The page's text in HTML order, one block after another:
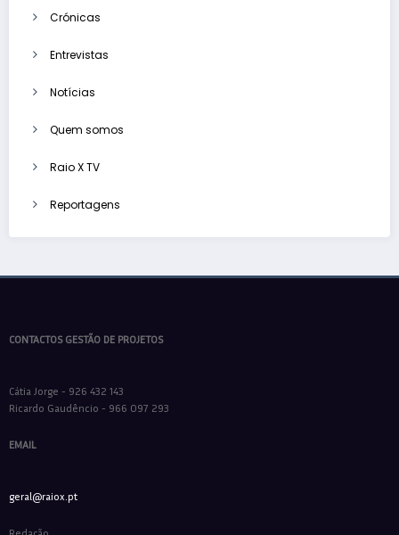
Crónicas
Entrevistas
Notícias
Quem somos
Raio X TV
Reportagens
CONTACTOS GESTÃO DE PROJETOS
Cátia Jorge - 926 432 143
Ricardo Gaudêncio - 966 097 293
EMAIL
geral@raiox.pt
Redação